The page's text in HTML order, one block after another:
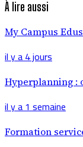
À lire aussi
My Campus
il y a 4 jours
Hyperplanning :
il y a 1 semaine
Formation